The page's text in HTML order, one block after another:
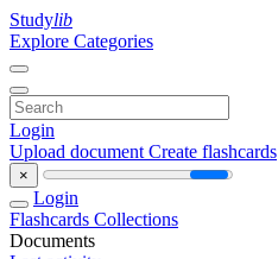
Studylib
Explore Categories
Login
Upload document Create flashcards
×
Login
Flashcards Collections
Documents